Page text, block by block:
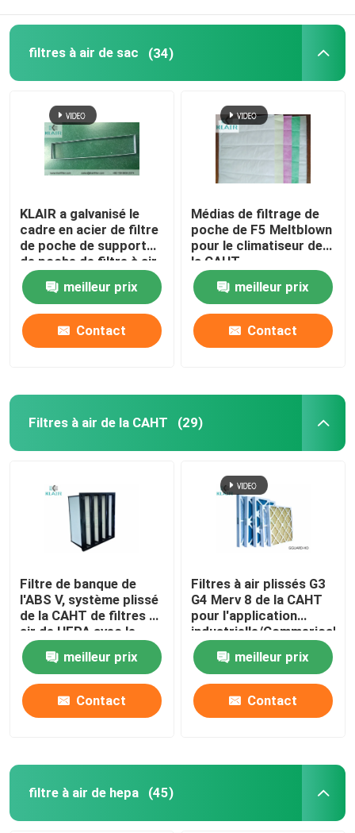
filtres à air de sac (34)
KLAIR a galvanisé le
cadre en acier de filtre
de poche de support
de poche de filtre à air
de sac
meilleur prix
Contact
Médias de filtrage de
poche de F5 Meltblown
pour le climatiseur de
la CAHT
meilleur prix
Contact
Filtres à air de la CAHT (29)
Filtre de banque de
l'ABS V, système plissé
de la CAHT de filtres à
air de HEPA avec le
cadre en plastique
meilleur prix
Contact
Filtres à air plissés G3
G4 Merv 8 de la CAHT
pour l'application
industrielle/Commerical
meilleur prix
Contact
filtre à air de hepa (45)